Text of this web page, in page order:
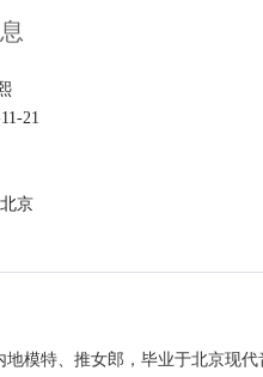
21
京
地模特、推女郎，毕业于北京现